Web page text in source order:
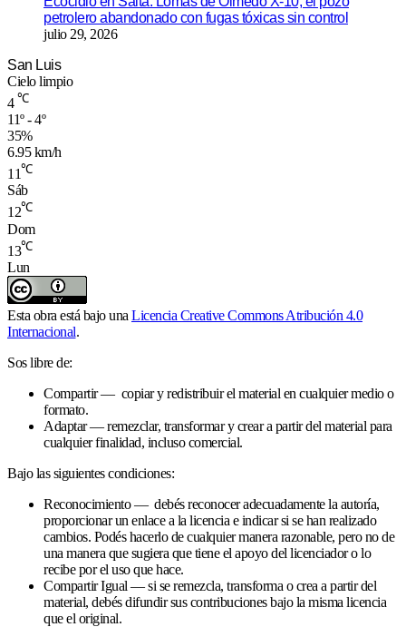
petrolero abandonado con fugas tóxicas sin control
julio 29, 2026
San Luis
Cielo limpio
4 ℃
11º - 4º
35%
6.95 km/h
11℃
Sáb
12℃
Dom
13℃
Lun
Esta obra está bajo una Licencia Creative Commons Atribución 4.0
Internacional.
Sos libre de:
Compartir — copiar y redistribuir el material en cualquier medio o
formato.
Adaptar — remezclar, transformar y crear a partir del material para
cualquier finalidad, incluso comercial.
Bajo las siguientes condiciones:
Reconocimiento — debés reconocer adecuadamente la autoría,
proporcionar un enlace a la licencia e indicar si se han realizado
cambios. Podés hacerlo de cualquier manera razonable, pero no de
una manera que sugiera que tiene el apoyo del licenciador o lo
recibe por el uso que hace.
Compartir Igual — si se remezcla, transforma o crea a partir del
material, debés difundir sus contribuciones bajo la misma licencia
que el original.